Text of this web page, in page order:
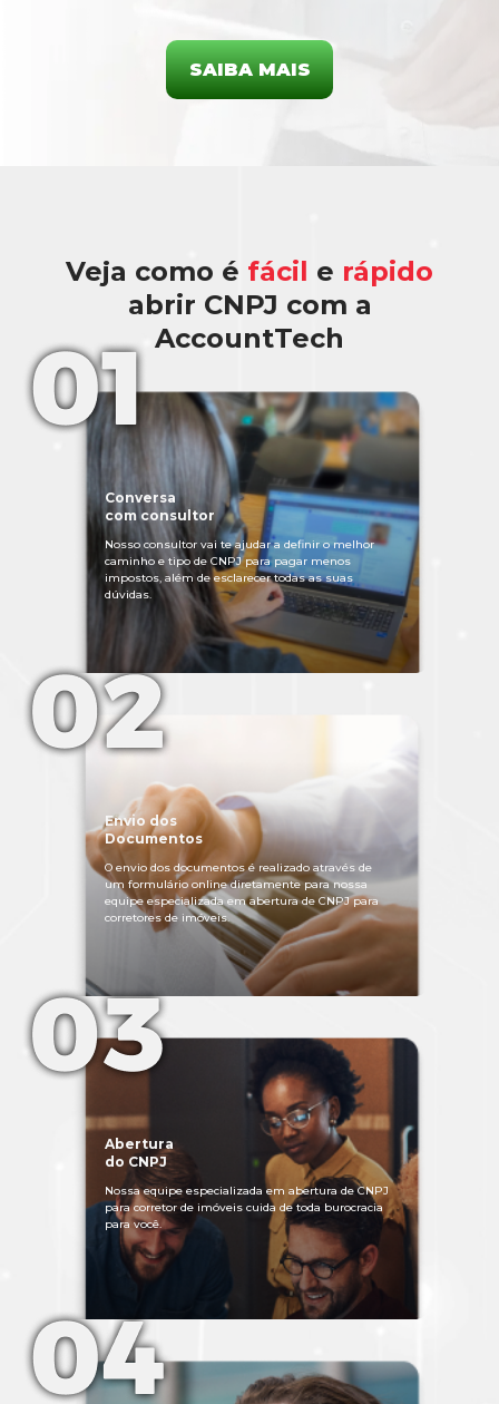
SAIBA MAIS
Veja como é fácil e rápido
abrir CNPJ com a
AccountTech
Conversa
com consultor
Nosso consultor vai te ajudar a definir o melhor
caminho e tipo de CNPJ para pagar menos
impostos, além de esclarecer todas as suas
dúvidas.
Envio dos
Documentos
O envio dos documentos é realizado através de
um formulário online diretamente para nossa
equipe especializada em abertura de CNPJ para
corretores de imóveis.
Abertura
do CNPJ
Nossa equipe especializada em abertura de CNPJ
para corretor de imóveis cuida de toda burocracia
para você.